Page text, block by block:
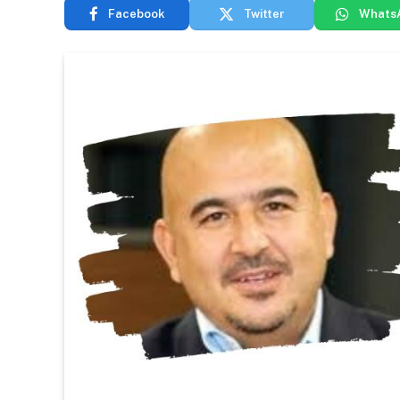
Facebook Twitter